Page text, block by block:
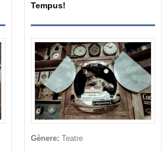
Tempus!
Gènere: Teatre